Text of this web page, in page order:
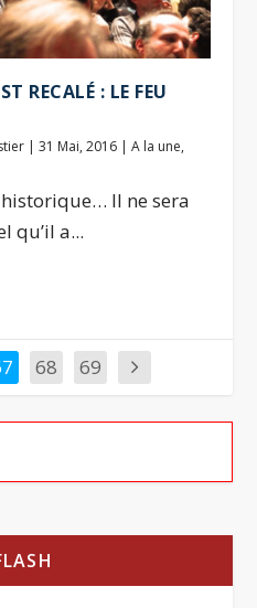
RECALÉ : LE FEU
|31 Mai, 2016 |A la une,
historique… Il ne sera
qu’il a...
68 69